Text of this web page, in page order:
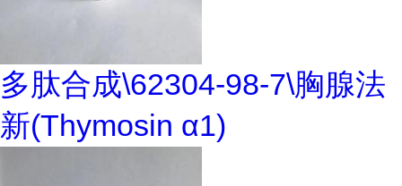
多肽合成\62304-98-7\胸腺法
新(Thymosin α1)